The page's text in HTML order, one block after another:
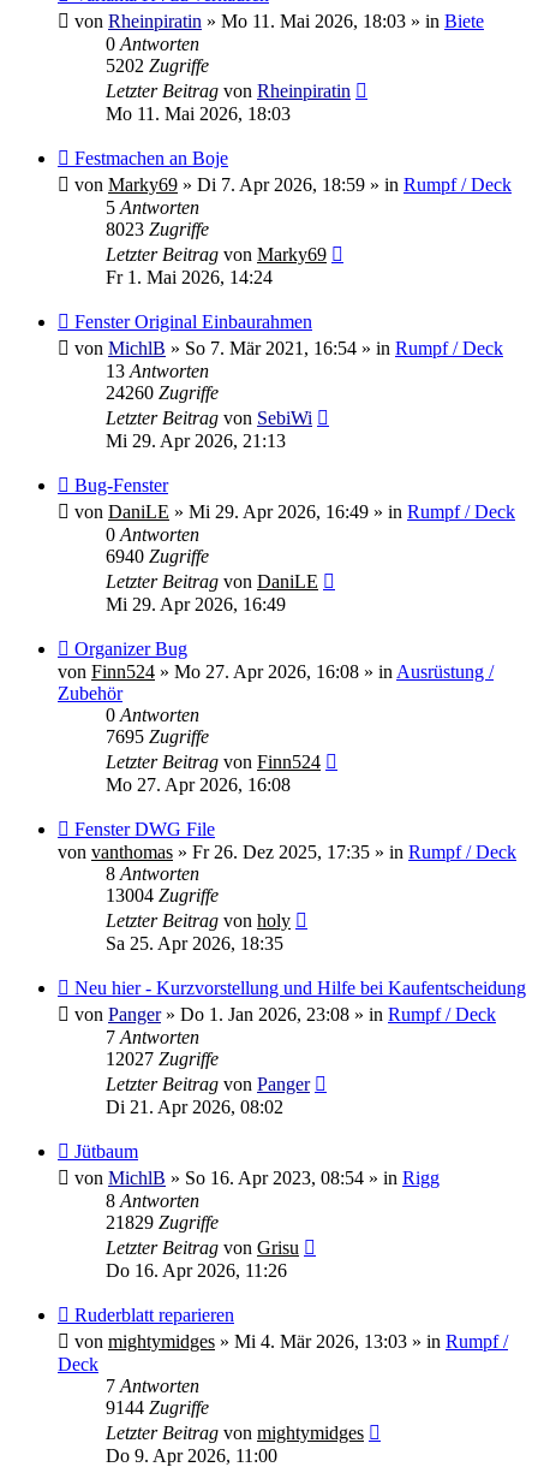
Beitrag
von Rheinpiratin » Mo 11. Mai 2026, 18:03 » in Biete
0 Antworten
5202 Zugriffe
Letzter Beitrag von Rheinpiratin
Mo 11. Mai 2026, 18:03
Neuer
Beitrag
Festmachen an Boje
von Marky69 » Di 7. Apr 2026, 18:59 » in Rumpf / Deck
5 Antworten
8023 Zugriffe
Letzter Beitrag von Marky69
Fr 1. Mai 2026, 14:24
Neuer
Beitrag
Fenster Original Einbaurahmen
von MichlB » So 7. Mär 2021, 16:54 » in Rumpf / Deck
13 Antworten
24260 Zugriffe
Letzter Beitrag von SebiWi
Mi 29. Apr 2026, 21:13
Neuer
Beitrag
Bug-Fenster
von DaniLE » Mi 29. Apr 2026, 16:49 » in Rumpf / Deck
0 Antworten
6940 Zugriffe
Letzter Beitrag von DaniLE
Mi 29. Apr 2026, 16:49
Neuer
Beitrag
Organizer Bug
von Finn524 » Mo 27. Apr 2026, 16:08 » in Ausrüstung /
Zubehör
0 Antworten
7695 Zugriffe
Letzter Beitrag von Finn524
Mo 27. Apr 2026, 16:08
Neuer
Beitrag
Fenster DWG File
von vanthomas » Fr 26. Dez 2025, 17:35 » in Rumpf / Deck
8 Antworten
13004 Zugriffe
Letzter Beitrag von holy
Sa 25. Apr 2026, 18:35
Neuer
Beitrag
Neu hier - Kurzvorstellung und Hilfe bei Kaufentscheidung
von Panger» Do 1. Jan 2026, 23:08 » in Rumpf / Deck
7 Antworten
12027 Zugriffe
Letzter Beitrag von Panger
Di 21. Apr 2026, 08:02
Neuer
Beitrag
Jütbaum
von MichlB » So 16. Apr 2023, 08:54 » in Rigg
8 Antworten
21829 Zugriffe
Letzter Beitrag von Grisu
Do 16. Apr 2026, 11:26
Neuer
Ruderblatt reparieren
von mightymidges » Mi 4. Mär 2026, 13:03 » in Rumpf /
Deck
7 Antworten
9144 Zugriffe
Letzter Beitrag von mightymidges
Do 9. Apr 2026, 11:00